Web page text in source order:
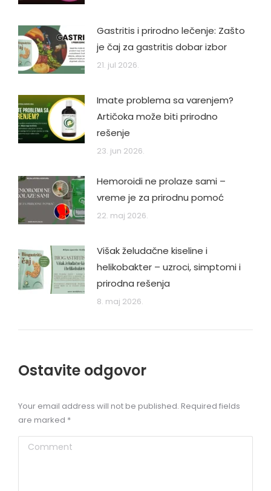
Gastritis i prirodno lečenje: Zašto
je čaj za gastritis dobar izbor
21. jul 2026.
Imate problema sa varenjem?
Artičoka može biti prirodno
rešenje
23. jun 2026.
Hemoroidi ne prolaze sami –
vreme je za prirodnu pomoć
22. maj 2026.
Višak želudačne kiseline i
helikobakter – uzroci, simptomi i
prirodna rešenja
8. maj 2026.
Ostavite odgovor
Your email address will not be published. Required fields
are marked *
Comment